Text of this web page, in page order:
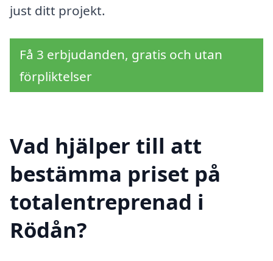
just ditt projekt.
Få 3 erbjudanden, gratis och utan
förpliktelser
Vad hjälper till att
bestämma priset på
totalentreprenad i
Rödån?